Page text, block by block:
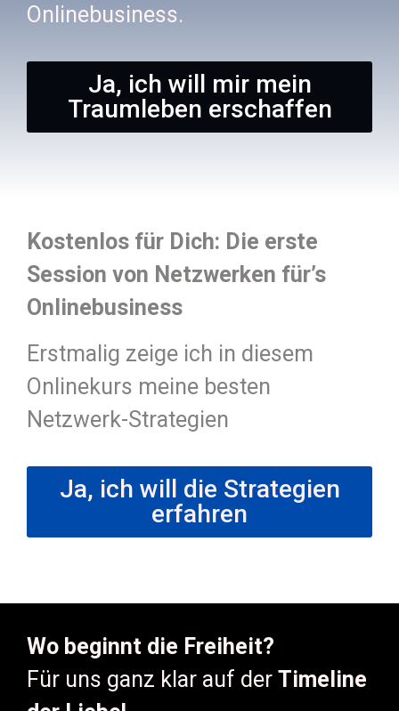
Onlinebusiness.
Ja, ich will mir mein
Traumleben erschaffen
Kostenlos für Dich: Die erste
Session von Netzwerken für’s
Onlinebusiness
Erstmalig zeige ich in diesem
Onlinekurs meine besten
Netzwerk-Strategien
Ja, ich will die Strategien
erfahren
Wo beginnt die Freiheit?
Für uns ganz klar auf der Timeline